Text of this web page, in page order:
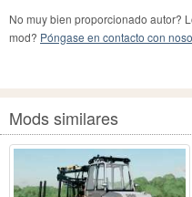
No muy bien proporcionado autor?
mod? Póngase en contacto con
Mods similares